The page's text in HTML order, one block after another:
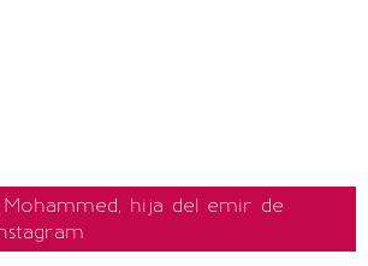
Mohammed, hija del emir de